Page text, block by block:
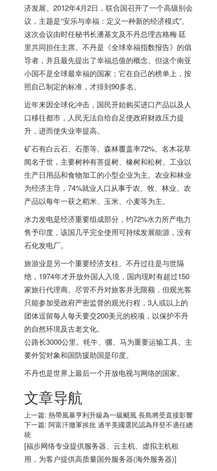
济发展。2012年4月2日，联合国召开了一个高级别会
议，主题是“安乐与幸福：定义一种新的经济模式”。
这次会议由时任秘书长潘基文及不丹总理吉格梅·廷
里共同担任主席。不丹是《全球幸福指数报告》的倡
导者，并且最先提出了幸福总值的概念。但这个南亚
小国不是全球最幸福的国家；它在自己的榜单上，按
照自己制定的标准，才排到90多名。
近年来因全球化冲击，国民开始购买进口产品以及人
口移往都市，人民无法自给自足使政府财政压力提
升，进而使失业率提高。
矿石有白云石、石墨等。森林覆盖率72%。名木花草
闻名于世，主要树种有菩提树、橡树和松树。工业以
生产日用品和食物加工的小型企业为主。农业和林业
为经济主导，74%就业人口从事于农、牧、林业。农
产品以每年一获之稻米、玉米、小麦等为主。
水力发电是经济重要组成部分，约72%水力所产电力
售予印度，该国几乎完全使用可持续发展能源，没有
石化发电厂。
旅游业是另一个重要经济支柱。不丹过往是与世隔
绝，1974年才开放外国人入境，国内现时有超过150
家旅行代理商。尽管不丹对旅客并无限额，但观光客
只能参加受政府严密监督的观光行程，3人或以上的
团体逗留每人每天要交200美元的税项，以保护不丹
的自然环境及古老文化。
公路长3000公里。牦牛、骡、马为重要运输工具。主
要外贸对象和国防援助国是印度。
不丹也是世界上最后一个开放电视与网络的国家。
文章导航
上一篇: 熱帶風暴亨利升級為一級颶風 長島將受直接影響
下一篇: 阿富汗撤軍挨批 過半美國選民認為拜登不適任總
統
[福步网络专业提供服务器 云主机 虚拟主机租
用，为客户提供高质量国外服务器(海外服务器)]